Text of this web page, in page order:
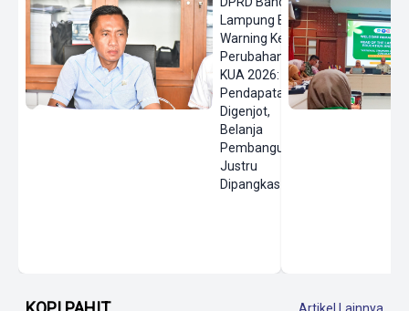
Lampung Beri
Warning Keras
Perubahan
KUA 2026:
Pendapatan
Digenjot,
Belanja
Pembangunan
Justru
Dipangkas